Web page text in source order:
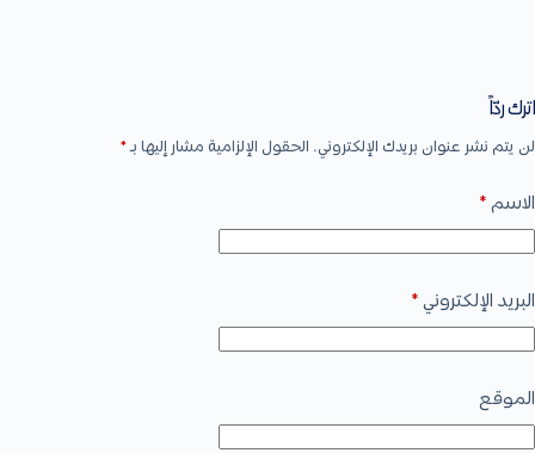
اترك ردّاً
لن يتم نشر عنوان بريدك الإلكتروني. الحقول الإلزامية مشار إليها بـ*
الاسم*
البريد الإلكتروني*
الموقع